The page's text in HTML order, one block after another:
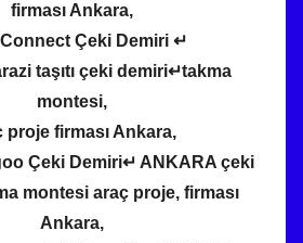
firması Ankara,
Çeki Demiri ↵
taşıtı çeki demiri↵takma
montesi,
proje firması Ankara,
Çeki Demiri↵ ANKARA çeki
montesi araç proje, firması
Ankara,